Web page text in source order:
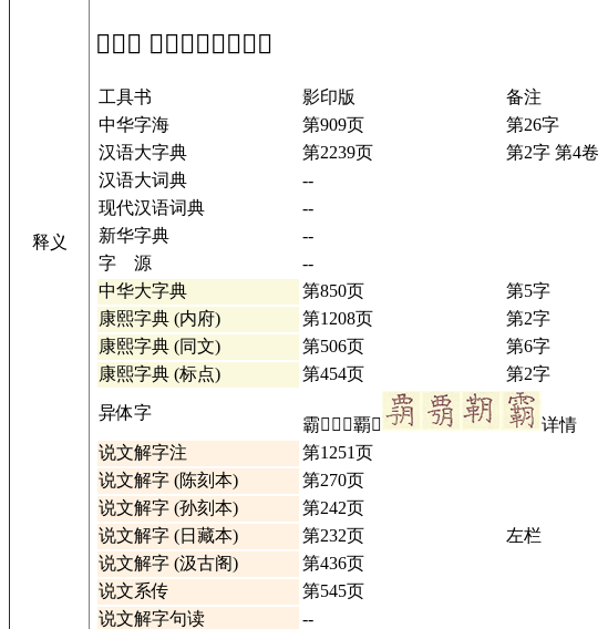
释义
「𣍸」 在工具书中的解释
工具书 影印版 备注
中华字海
第909页
第26字
汉语大字典
第2239页
第2字 第4卷
汉语大词典
--
现代汉语词典
--
新华字典
--
字 源
--
中华大字典
第850页
第5字
康熙字典 (内府)
第1208页 第2字
康熙字典 (同文)
第506页 第6字
康熙字典 (标点)
第454页 第2字
异体字
霸𧈉𧟲𧟳覇𩄤
详情
说文解字注
第1251页
说文解字 (陈刻本)
第270页
说文解字 (孙刻本)
第242页
说文解字 (日藏本)
第232页
左栏
说文解字 (汲古阁)
第436页
说文系传
第545页
说文解字句读
--